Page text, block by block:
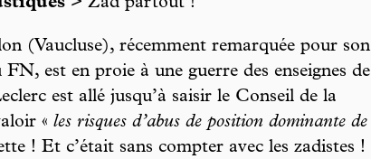
> Zad partout !
(Vaucluse), récemment remarquée pour son
est en proie à une guerre des enseignes de
est allé jusqu’à saisir le Conseil de la
« les risques d’abus de position dominante de
! Et c’était sans compter avec les zadistes !